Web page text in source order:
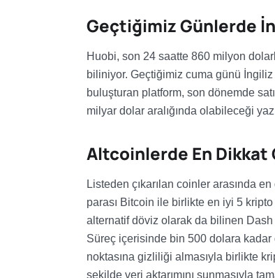
Geçtiğimiz Günlerde
Huobi, son 24 saatte 860 milyon
biliniyor. Geçtiğimiz cuma günü İngiliz
buluşturan platform, son dönemde
milyar dolar aralığında olabileceği
Altcoinlerde En Dikkat
Listeden çıkarılan coinler arasında
parası Bitcoin ile birlikte en iyi 5
alternatif döviz olarak da bilinen Dash
Süreç içerisinde bin 500 dolara kadar
noktasına gizliliği almasıyla birlikte
şekilde veri aktarımını sunmasıyla